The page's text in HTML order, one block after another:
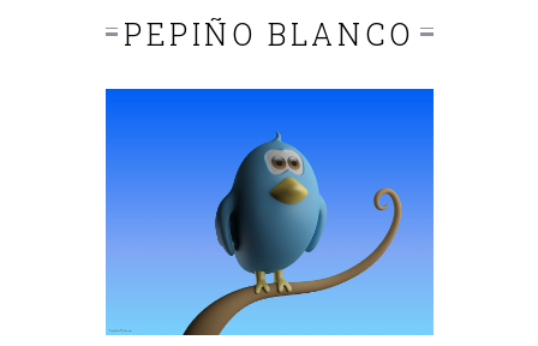
PEPIÑO BLANCO